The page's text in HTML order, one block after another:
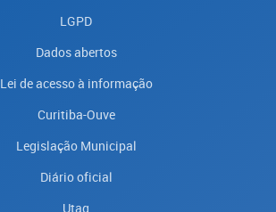
LGPD
Dados abertos
Lei de acesso à informação
Curitiba-Ouve
Legislação Municipal
Diário oficial
Utag